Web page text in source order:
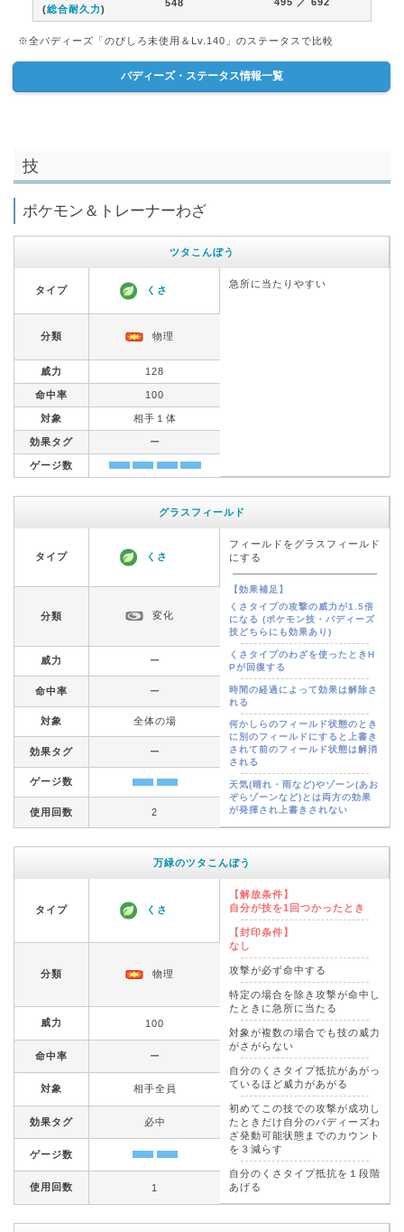
(総合耐久力)
548
※全バディーズ「のびしろ未使用＆Lv.140」のステータスで比較
バディーズ・ステータス情報一覧
技
ポケモン＆トレーナーわざ
ツタこんぼう
タイプ くさ
急所に当たりやすい
分類 物理
威力 128
命中率 100
対象 相手１体
効果タグ ー
ゲージ数
グラスフィールド
タイプ くさ
フィールドをグラスフィールド
にする
【効果補足】
くさタイプの攻撃の威力が1.5倍
になる (ポケモン技・バディーズ
技どちらにも効果あり)
くさタイプのわざを使ったときH
Pが回復する
時間の経過によって効果は解除さ
れる
何かしらのフィールド状態のとき
に別のフィールドにすると上書き
されて前のフィールド状態は解消
される
天気(晴れ・雨など)やゾーン(あお
ぞらゾーンなど)とは両方の効果
が発揮され上書きされない
分類 変化
威力 ー
命中率 ー
対象 全体の場
効果タグ ー
ゲージ数
使用回数 2
万緑のツタこんぼう
タイプ くさ
【解放条件】
自分が技を1回つかったとき
【封印条件】
なし
攻撃が必ず命中する
特定の場合を除き攻撃が命中し
たときに急所に当たる
対象が複数の場合でも技の威力
がさがらない
自分のくさタイプ抵抗があがっ
ているほど威力があがる
初めてこの技での攻撃が成功し
たときだけ自分のバディーズわ
ざ発動可能状態までのカウント
を３減らす
自分のくさタイプ抵抗を１段階
あげる
分類 物理
威力 100
命中率 ー
対象 相手全員
効果タグ 必中
ゲージ数
使用回数 1